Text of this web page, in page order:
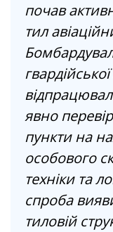
почав
тил
явно
пункти на
особового
техніки та
спроба
тиловій